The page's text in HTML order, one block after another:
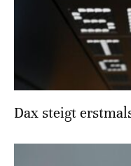
Dax steigt